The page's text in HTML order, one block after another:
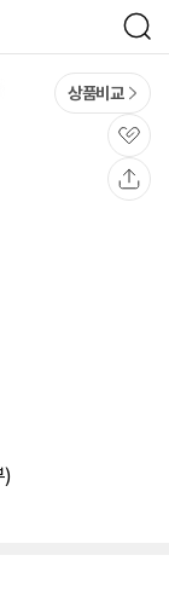
검
색
상품비교
관
심
)